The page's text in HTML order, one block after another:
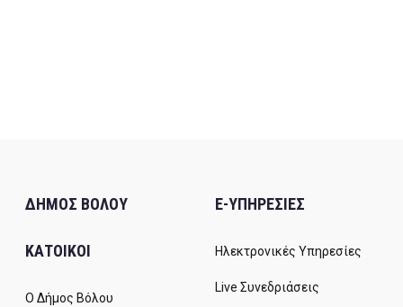
ΔΗΜΟΣ ΒΟΛΟΥ
ΚΑΤΟΙΚΟΙ
Ο Δήμος Βόλου
E-ΥΠΗΡΕΣΙΕΣ
Ηλεκτρονικές Υπηρεσίες
Live Συνεδριάσεις